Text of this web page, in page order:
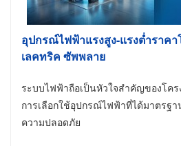
อุปกรณ์ไฟฟ้าแรงสูง-แรงต่ำราคา
เลคทริค ซัพพลาย
ระบบไฟฟ้าถือเป็นหัวใจสำคัญของโคร
การเลือกใช้อุปกรณ์ไฟฟ้าที่ได้มาตรฐ
ความปลอดภัย